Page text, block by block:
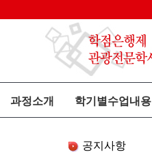
과정소개 학기별수업내용
공지사항